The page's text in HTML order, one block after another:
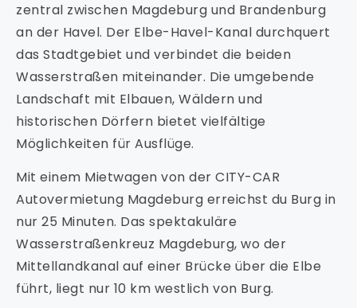
zentral zwischen Magdeburg und Brandenburg
an der Havel. Der Elbe-Havel-Kanal durchquert
das Stadtgebiet und verbindet die beiden
Wasserstraßen miteinander. Die umgebende
Landschaft mit Elbauen, Wäldern und
historischen Dörfern bietet vielfältige
Möglichkeiten für Ausflüge.
Mit einem Mietwagen von der CITY-CAR
Autovermietung Magdeburg erreichst du Burg in
nur 25 Minuten. Das spektakuläre
Wasserstraßenkreuz Magdeburg, wo der
Mittellandkanal auf einer Brücke über die Elbe
führt, liegt nur 10 km westlich von Burg.